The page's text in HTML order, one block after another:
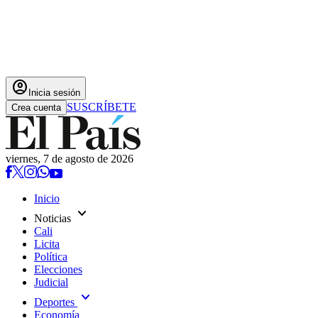
account_circle Inicia sesión
Crea cuenta SUSCRÍBETE
viernes, 7 de agosto de 2026
Inicio
Noticias expand_more
Cali
Licita
Política
Elecciones
Judicial
Deportes expand_more
Economía